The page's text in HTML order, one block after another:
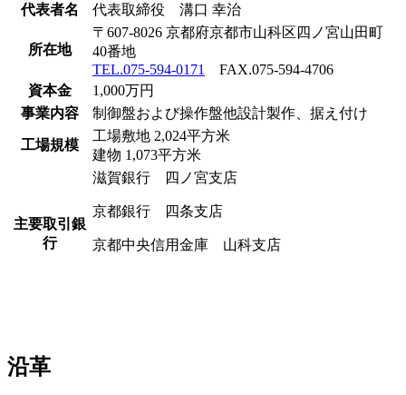
代表者名
代表取締役 溝口 幸治
所在地
〒607-8026 京都府京都市山科区四ノ宮山田町
40番地
TEL.075-594-0171
FAX.075-594-4706
資本金
1,000万円
事業内容
制御盤および操作盤他設計製作、据え付け
工場規模
工場敷地 2,024平方米
建物 1,073平方米
主要取引銀
行
滋賀銀行 四ノ宮支店
京都銀行 四条支店
京都中央信用金庫 山科支店
沿革